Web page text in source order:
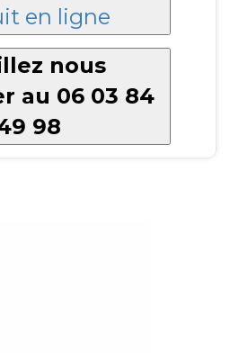
en ligne
nous
au 06 03 84
98